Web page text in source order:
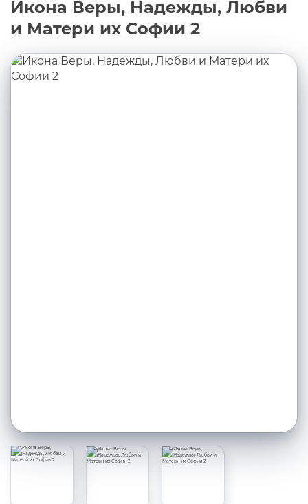
Икона Веры, Надежды, Любви
и Матери их Софии 2